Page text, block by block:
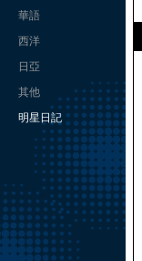
華語
西洋
日亞
其他
明星日記